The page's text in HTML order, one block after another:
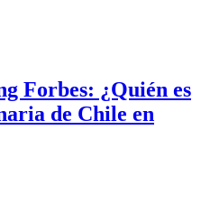
Forbes: ¿Quién es
de Chile en